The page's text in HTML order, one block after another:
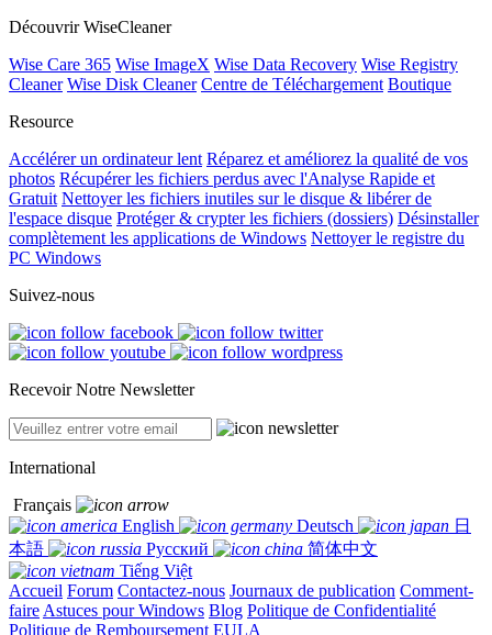
Découvrir WiseCleaner
Wise Care 365 Wise ImageX Wise Data Recovery Wise Registry
Cleaner Wise Disk Cleaner Centre de Téléchargement Boutique
Resource
Accélérer un ordinateur lent Réparez et améliorez la qualité de vos
photos Récupérer les fichiers perdus avec l'Analyse Rapide et
Gratuit Nettoyer les fichiers inutiles sur le disque & libérer de
l'espace disque Protéger & crypter les fichiers (dossiers) Désinstaller
complètement les applications de Windows Nettoyer le registre du
PC Windows
Suivez-nous
Recevoir Notre Newsletter
International
Français
English
Deutsch
日
本語
Русский
简体中文
Tiếng Việt
Accueil Forum Contactez-nous Journaux de publication Comment-
faire Astuces pour Windows Blog Politique de Confidentialité
Politique de Remboursement EULA